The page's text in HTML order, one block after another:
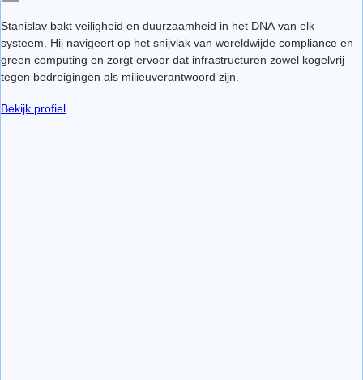
Stanislav bakt veiligheid en duurzaamheid in het DNA van elk
systeem. Hij navigeert op het snijvlak van wereldwijde compliance en
green computing en zorgt ervoor dat infrastructuren zowel kogelvrij
tegen bedreigingen als milieuverantwoord zijn.
Bekijk profiel